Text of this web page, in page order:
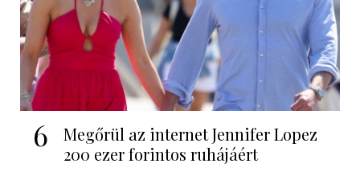
6
Megőrül az internet Jennifer Lopez
200 ezer forintos ruhájáért